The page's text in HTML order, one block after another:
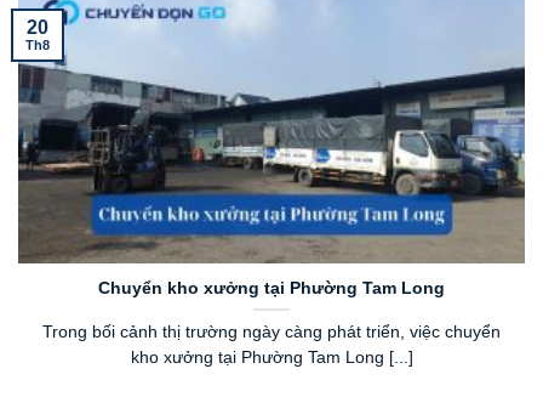
Chuyển kho xưởng tại Phường Tam Long
Trong bối cảnh thị trường ngày càng phát triển, việc chuyển
kho xưởng tại Phường Tam Long [...]
20
Th8